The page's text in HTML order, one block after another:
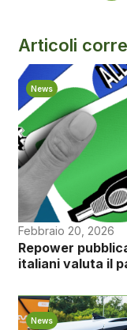
Articoli
News
Febbraio 20, 2026
Repower
italiani valuta il
News